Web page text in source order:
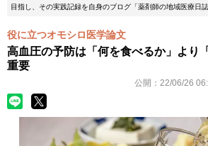
目指し、その実践記録を自身のブログ「薬剤師の地域医療日
役に立つオモシロ医学論文
高血圧の予防は「何を食べるか」より
重要
公開： 22/06/26